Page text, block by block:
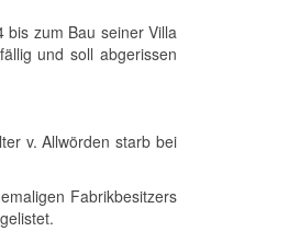
bis zum Bau seiner Villa
und soll abgerissen
v. Allwörden starb bei
Fabrikbesitzers